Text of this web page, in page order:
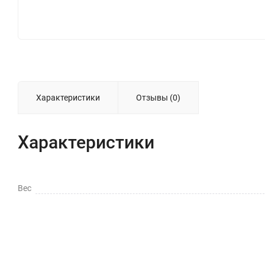
Характеристики Отзывы (0)
Характеристики
Вес